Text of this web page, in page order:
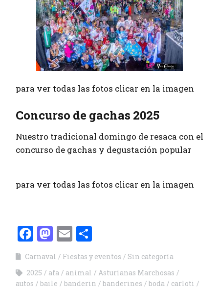
para ver todas las fotos clicar en la imagen
Concurso de gachas 2025
Nuestro tradicional domingo de resaca con el
concurso de gachas y degustación popular
para ver todas las fotos clicar en la imagen
Facebook
Mastodon
Email
Carnaval Fiestas y eventos
Sin categoría
2025
afa animal
Asturianas Marchosas
autos
baile banderin banderines boda
carloti